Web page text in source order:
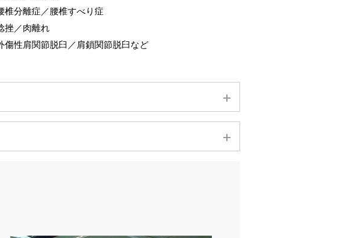
椎分離症／腰椎すべり症
挫／肉離れ
傷性肩関節脱臼／肩鎖関節脱臼など
目的の箇所にピンポイントで薬液を注射して、癒着した筋
す。 この治療法は、麻酔薬が入った生理食塩水を注射す